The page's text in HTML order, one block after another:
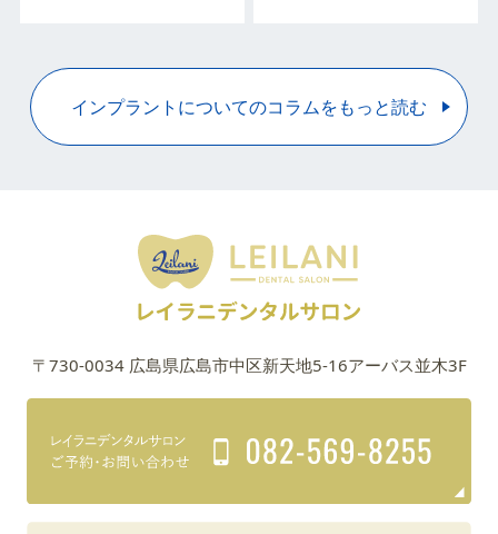
インプラントについてのコラムをもっと読む
〒730-0034 広島県広島市中区新天地5-16アーバス並木3F